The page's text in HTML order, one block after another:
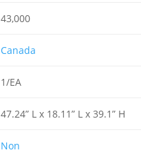
43,000
Canada
1/EA
47.24” L x 18.11” L x 39.1” H
Non